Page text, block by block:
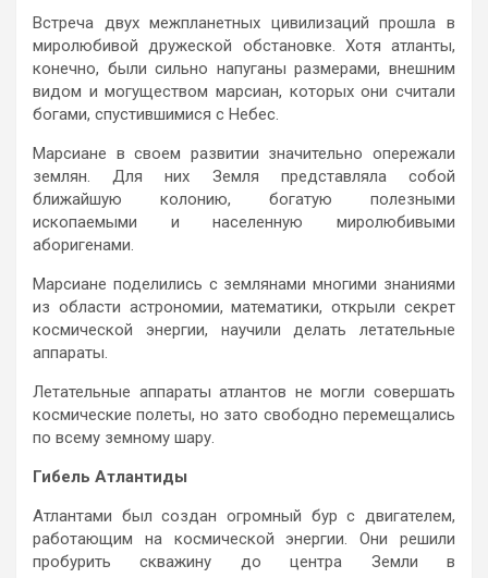
Встреча двух межпланетных цивилизаций прошла в
миролюбивой дружеской обстановке. Хотя атланты,
конечно, были сильно напуганы размерами, внешним
видом и могуществом марсиан, которых они считали
богами, спустившимися с Небес.
Марсиане в своем развитии значительно опережали
землян. Для них Земля представляла собой
ближайшую колонию, богатую полезными
ископаемыми и населенную миролюбивыми
аборигенами.
Марсиане поделились с землянами многими знаниями
из области астрономии, математики, открыли секрет
космической энергии, научили делать летательные
аппараты.
Летательные аппараты атлантов не могли совершать
космические полеты, но зато свободно перемещались
по всему земному шару.
Гибель Атлантиды
Атлантами был создан огромный бур с двигателем,
работающим на космической энергии. Они решили
пробурить скважину до центра Земли в